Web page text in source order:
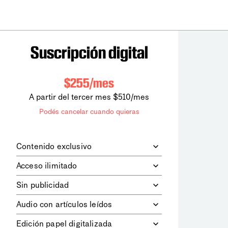
Suscripción digital
$255/mes
A partir del tercer mes $510/mes
Podés cancelar cuando quieras
Contenido exclusivo
digitales dela diaria
los contenidos de Le Monde
diplomatique.
Acceso ilimitado
contenidos.
Sin publicidad
publicitarios.
Audio con artículos leídos
Edición papel digitalizada